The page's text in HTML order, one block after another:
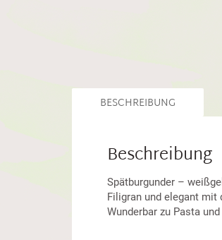
BESCHREIBUNG
Beschreibung
Spätburgunder –
Filigran und elegant mit
Wunderbar zu Pasta